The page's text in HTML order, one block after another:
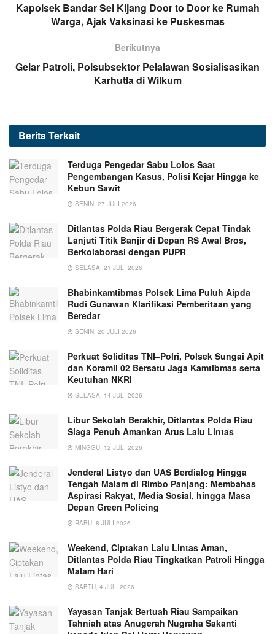
Kapolsek Bandar Sei Kijang Door to Door ke Rumah
Warga, Ajak Vaksinasi ke Puskesmas
Berikutnya
Gelar Patroli, Polsubsektor Pelalawan Sosialisasikan
Karhutla di Wilkum
Berita Terkait
Terduga Pengedar Sabu Lolos Saat
Pengembangan Kasus, Polisi Kejar Hingga ke
Kebun Sawit
SENIN, 27 JULI 2026
Ditlantas Polda Riau Bergerak Cepat Tindak
Lanjuti Titik Banjir di Depan RS Awal Bros,
Berkolaborasi dengan PUPR
SELASA, 21 JULI 2026
Bhabinkamtibmas Polsek Lima Puluh Aipda
Rudi Gunawan Klarifikasi Pemberitaan yang
Beredar
SENIN, 20 JULI 2026
Perkuat Soliditas TNI–Polri, Polsek Sungai Apit
dan Koramil 02 Bersatu Jaga Kamtibmas serta
Keutuhan NKRI
SELASA, 14 JULI 2026
Libur Sekolah Berakhir, Ditlantas Polda Riau
Siaga Penuh Amankan Arus Lalu Lintas
MINGGU, 12 JULI 2026
Jenderal Listyo dan UAS Berdialog Hingga
Tengah Malam di Rimbo Panjang: Membahas
Aspirasi Rakyat, Media Sosial, hingga Masa
Depan Green Policing
RABU, 8 JULI 2026
Weekend, Ciptakan Lalu Lintas Aman,
Ditlantas Polda Riau Tingkatkan Patroli Hingga
Malam Hari
SABTU, 4 JULI 2026
Yayasan Tanjak Bertuah Riau Sampaikan
Tahniah atas Anugerah Nugraha Sakanti